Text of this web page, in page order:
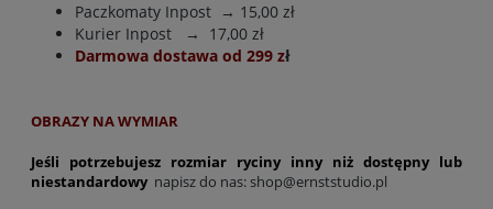
Paczkomaty Inpost → 15,00 zł
Kurier Inpost → 17,00 zł
Darmowa dostawa od 299 zł
OBRAZY NA WYMIAR
Jeśli potrzebujesz rozmiar ryciny inny niż dostępny lub
niestandardowy napisz do nas:shop@ernststudio.pl